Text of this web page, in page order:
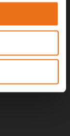
maskin. Priserna